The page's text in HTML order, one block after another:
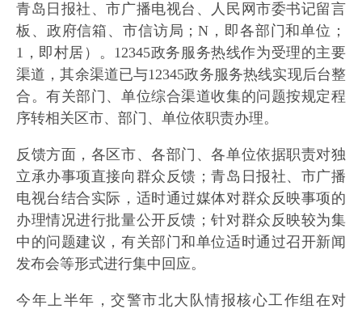
青岛日报社、市广播电视台、人民网市委书记留言
板、政府信箱、市信访局；N，即各部门和单位；
1，即村居）。12345政务服务热线作为受理的主要
渠道，其余渠道已与12345政务服务热线实现后台整
合。有关部门、单位综合渠道收集的问题按规定程
序转相关区市、部门、单位依职责办理。
反馈方面，各区市、各部门、各单位依据职责对独
立承办事项直接向群众反馈；青岛日报社、市广播
电视台结合实际，适时通过媒体对群众反映事项的
办理情况进行批量公开反馈；针对群众反映较为集
中的问题建议，有关部门和单位适时通过召开新闻
发布会等形式进行集中回应。
今年上半年，交警市北大队情报核心工作组在对